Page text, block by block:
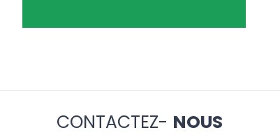
CONTACTEZ- NOUS